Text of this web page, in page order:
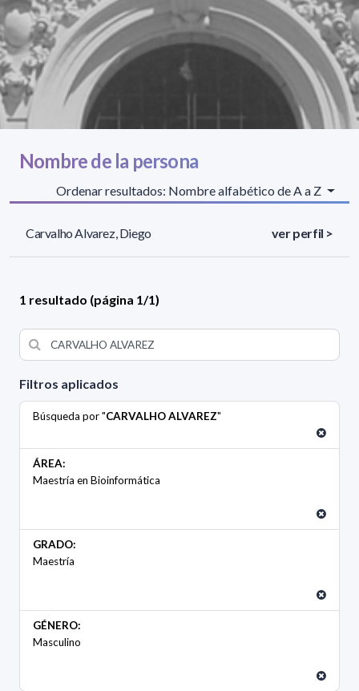
Filtros aplicados
Búsqueda por "CARVALHO ALVAREZ"
ÁREA:
Maestría en Bioinformática
GRADO:
Maestría
GÉNERO:
Masculino
Nombre de la persona
Ordenar resultados: Nombre alfabético de A a Z
Carvalho Alvarez, Diego ver perfil >
1 resultado (página 1/1)